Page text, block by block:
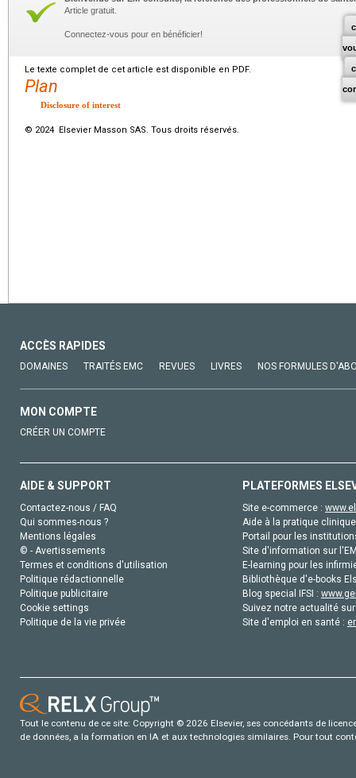
Article gratuit.
Connectez-vous pour en bénéficier!
Le texte complet de cet article est disponible en PDF.
Plan
Disclosure of interest
© 2024 Elsevier Masson SAS. Tous droits réservés.
ACCÈS RAPIDES
DOMAINES TRAITÉS EMC REVUES LIVRES NOS FORMULES
MON COMPTE
CRÉER UN COMPTE
AIDE & SUPPORT
Contactez-nous / FAQ
Qui sommes-nous ?
Mentions légales
© - Avertissements
Termes et conditions d'utilisation
Politique rédactionnelle
Politique publicitaire
Cookie settings
Politique de la vie privée
PLATEFORMES
Site e-commerce :
Aide à la pratique
Portail pour les
Site d'information sur
E-learning pour les
Bibliothèque d'e-books
Blog special IFSI :
Suivez notre actualité
Site d'emploi en santé :
Tout le contenu de ce site: Copyright © 2026 Elsevier, ses concédants de
de données, a la formation en IA et aux technologies similaires. Pour tout